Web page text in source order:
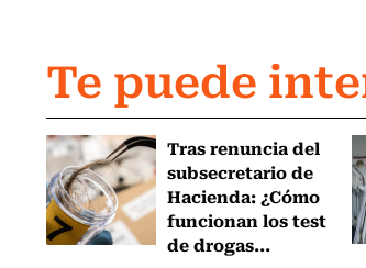
Te puede
Tras renuncia del
subsecretario de
Hacienda: ¿Cómo
funcionan los test
de drogas...